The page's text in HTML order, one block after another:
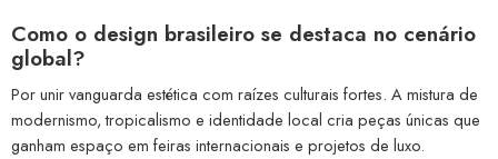
Como o design brasileiro se destaca no cenário
global?
Por unir vanguarda estética com raízes culturais fortes. A mistura de
modernismo, tropicalismo e identidade local cria peças únicas que
ganham espaço em feiras internacionais e projetos de luxo.